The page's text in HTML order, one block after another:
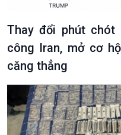
Thay đổi phút chót
công Iran, mở cơ
căng thẳng